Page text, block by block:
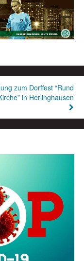
zum Dorffest “Rund
in Herlinghausen